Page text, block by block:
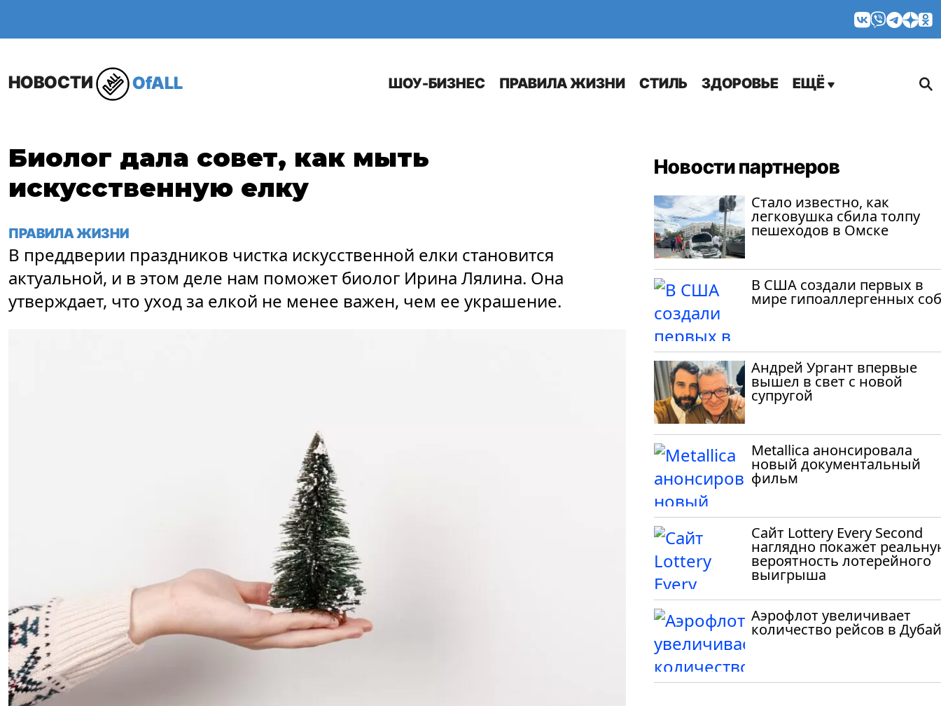
НОВОСТИ OfALL ШОУ-БИЗНЕС ПРАВИЛА ЖИЗНИ СТИЛЬ ЗДОРОВЬЕ ЕЩЁ
Биолог дала совет, как мыть
искусственную елку
ПРАВИЛА ЖИЗНИ
В преддверии праздников чистка искусственной елки становится
актуальной, и в этом деле нам поможет биолог Ирина Лялина. Она
утверждает, что уход за елкой не менее важен, чем ее украшение.
Новости партнеров
Стало известно, как
легковушка сбила толпу
пешеходов в Омске
В США создали первых в
мире гипоаллергенных
Андрей Ургант впервые
вышел в свет с новой
супругой
Metallica анонсировала
новый документальный
фильм
Сайт Lottery Every Second
наглядно покажет
вероятность лотерейного
выигрыша
Аэрофлот увеличивает
количество рейсов в Дубай